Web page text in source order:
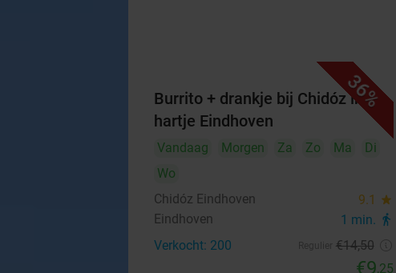
36%
Burrito + drankje bij Chidóz in
hartje Eindhoven
Vandaag Morgen Za Zo Ma
Di
Wo
Chidóz Eindhoven
9.1 star
Eindhoven 1 min. directions_walk
Verkocht: 200 €14,50
€9,25